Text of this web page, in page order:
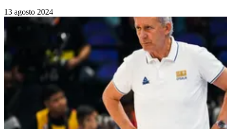
13 agosto 2024